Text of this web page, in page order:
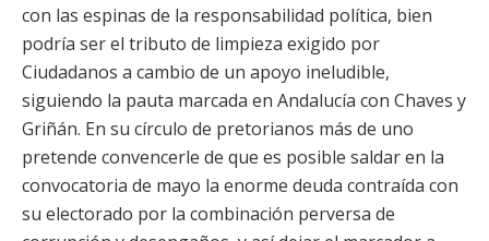
con las espinas de la responsabilidad política, bien
podría ser el tributo de limpieza exigido por
Ciudadanos a cambio de un apoyo ineludible,
siguiendo la pauta marcada en Andalucía con Chaves y
Griñán. En su círculo de pretorianos más de uno
pretende convencerle de que es posible saldar en la
convocatoria de mayo la enorme deuda contraída con
su electorado por la combinación perversa de